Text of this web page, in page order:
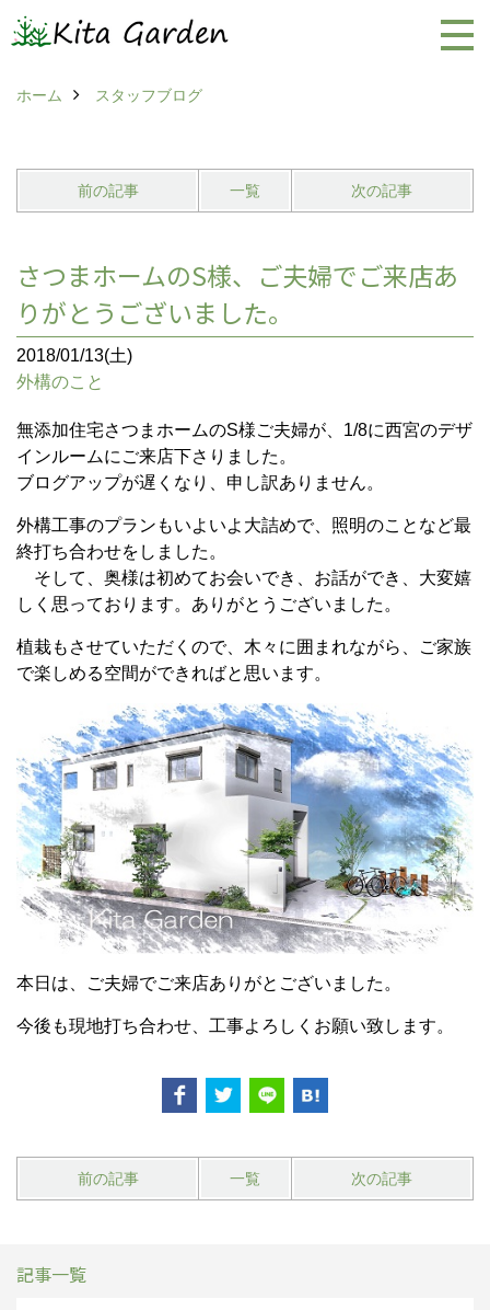
ホーム スタッフブログ
前の記事 一覧 次の記事
さつまホームのS様、ご夫婦でご来店あ
りがとうございました。
2018/01/13(土)
外構のこと
無添加住宅さつまホームのS様ご夫婦が、1/8に西宮のデザ
インルームにご来店下さりました。
ブログアップが遅くなり、申し訳ありません。
外構工事のプランもいよいよ大詰めで、照明のことなど最
終打ち合わせをしました。
そして、奥様は初めてお会いでき、お話ができ、大変嬉
しく思っております。ありがとうございました。
植栽もさせていただくので、木々に囲まれながら、ご家族
で楽しめる空間ができればと思います。
本日は、ご夫婦でご来店ありがとございました。
今後も現地打ち合わせ、工事よろしくお願い致します。
前の記事 一覧 次の記事
記事一覧